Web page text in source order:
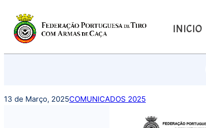
INICIO
conteúdo
13 de Março, 2025COMUNICADOS 2025